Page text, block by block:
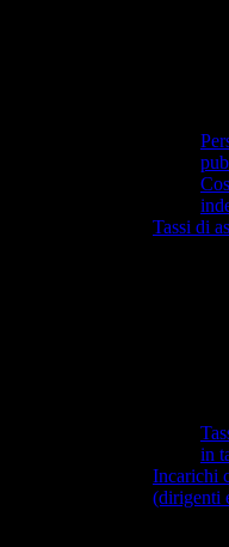
Tassi di
in
Incarichi
(dirigenti